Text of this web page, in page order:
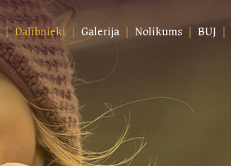
Dalībnieki Galerija Nolikums BUJ